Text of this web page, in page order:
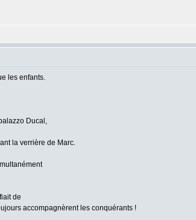
les enfants.
Ducal,
la verrière de Marc.
de
accompagnèrent les conquérants !